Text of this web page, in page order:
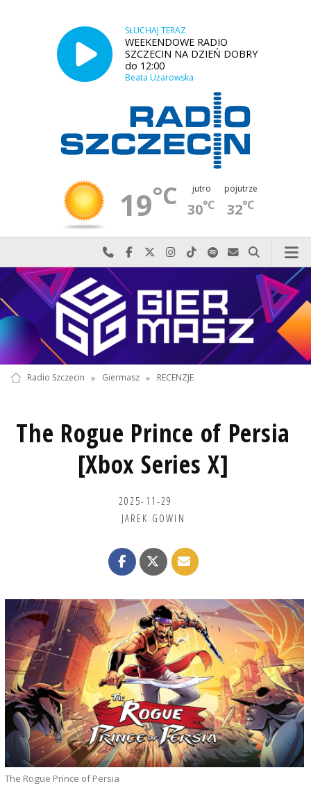
SŁUCHAJ TERAZ
WEEKENDOWE RADIO
SZCZECIN NA DZIEŃ DOBRY
do 12:00
Beata Użarowska
19°C jutro
30°C
pojutrze
32°C
Najlepiej po prostu do nas zadzwoń
Odwiedź nas na Facebook-u
Odwiedź nas na X
Odwiedź nas na Instagram-ie
Odwiedź nas na TikTok-u
Szukaj nas na Spotify
Wyślij do nas
Szukaj
Radio Szczecin » Giermasz » RECENZJE
The Rogue Prince of Persia
[Xbox Series X]
2025-11-29
JAREK GOWIN
The Rogue Prince of Persia